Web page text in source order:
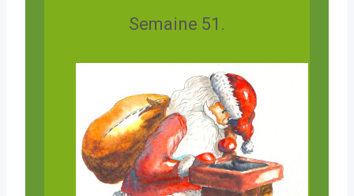
Semaine 51.